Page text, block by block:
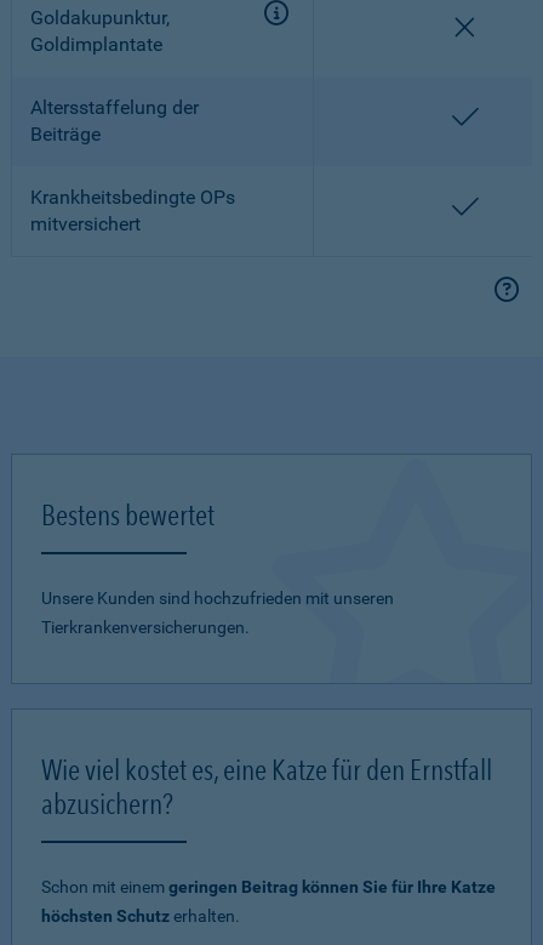
Goldakupunktur,
Goldimplantate
Altersstaffelung der
Beiträge
Krankheitsbedingte OPs
mitversichert
Bestens bewertet
Unsere Kunden sind hochzufrieden mit unseren
Tierkrankenversicherungen.
Wie viel kostet es, eine Katze für den Ernstfall
abzusichern?
Schon mit einemgeringen Beitrag können Sie für Ihre Katze
höchsten Schutzerhalten.